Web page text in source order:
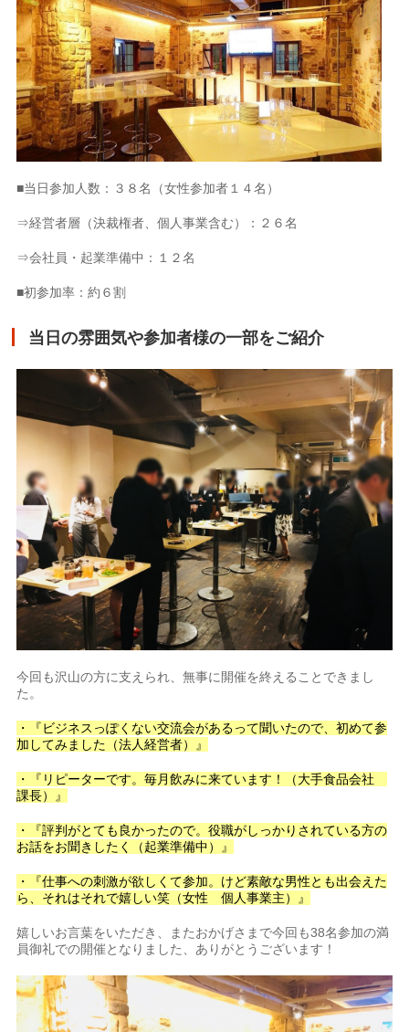
■当日参加人数：３８名（女性参加者１４名）
⇒経営者層（決裁権者、個人事業含む）：２６名
⇒会社員・起業準備中：１２名
■初参加率：約６割
当日の雰囲気や参加者様の一部をご紹介
今回も沢山の方に支えられ、無事に開催を終えることできまし
た。
・『ビジネスっぽくない交流会があるって聞いたので、初めて参
加してみました（法人経営者）』
・『リピーターです。毎月飲みに来ています！（大手食品会社
課長）』
・『評判がとても良かったので。役職がしっかりされている方の
お話をお聞きしたく（起業準備中）』
・『仕事への刺激が欲しくて参加。けど素敵な男性とも出会えた
ら、それはそれで嬉しい笑（女性 個人事業主）』
嬉しいお言葉をいただき、またおかげさまで今回も38名参加の満
員御礼での開催となりました、ありがとうございます！